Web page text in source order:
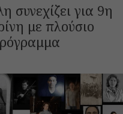
συνεχίζει για 9η
με πλούσιο